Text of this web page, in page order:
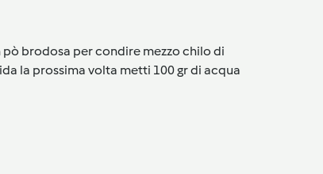
brodosa per condire mezzo chilo di
la prossima volta metti 100 gr di acqua